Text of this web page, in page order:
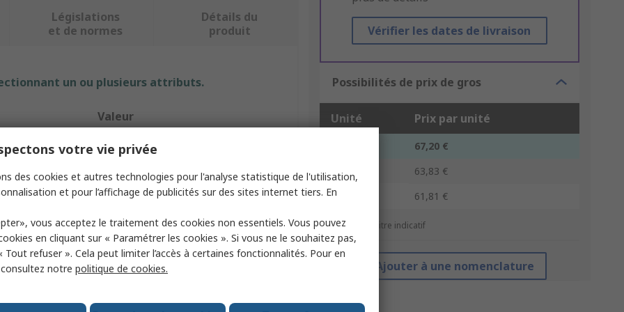
Vérifier les dates de livraison
Possibilités de prix de gros
Unité Prix par unité
67,20 €
15 - 49
63,83 €
50 +
61,81 €
*Prix donné à titre indicatif
Ajouter à une nomenclature
Législations
et de normes
Détails du
produit
un ou plusieurs attributs.
Valeur
RS PRO
Heat Shrink Tubing
Black
12.7mm
votre vie privée
des cookies et autres technologies pour l'analyse statistique de l'utilisation,
et pour l’affichage de publicités sur des sites internet tiers. En
vous acceptez le traitement des cookies non essentiels. Vous pouvez
en cliquant sur « Paramétrer les cookies ». Si vous ne le souhaitez pas,
Tout refuser ». Cela peut limiter l’accès à certaines fonctionnalités. Pour en
notre politique de cookies.